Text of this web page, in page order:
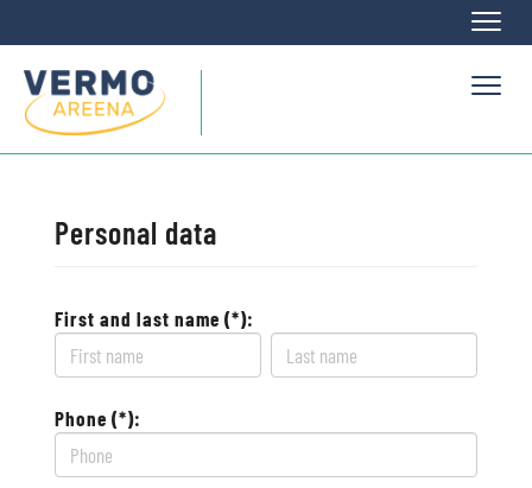
Personal data
First and last name (*):
Phone (*):